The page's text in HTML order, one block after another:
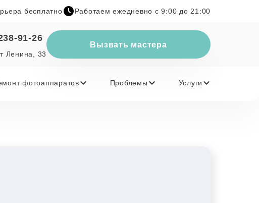
бесплатно Работаем ежедневно с 9:00 до 21:00
91-26
Ленина, 33
Вызвать мастера
фотоаппаратов Проблемы Услуги